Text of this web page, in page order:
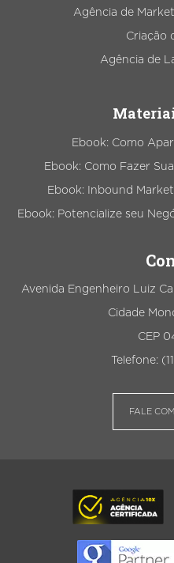
Agência de
Criação
Agência de
Ebook: Como
Ebook: Como Fazer
Ebook: Inbound
Ebook: Potencialize seu
Avenida Engenheiro Luiz
Cidade
CEP
Telefone:
FALE